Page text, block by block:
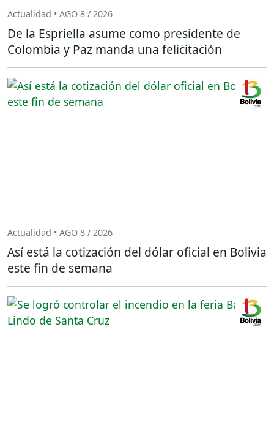
Actualidad • AGO 8 / 2026
De la Espriella asume como presidente de
Colombia y Paz manda una felicitación
Actualidad • AGO 8 / 2026
Así está la cotización del dólar oficial en Bolivia
este fin de semana